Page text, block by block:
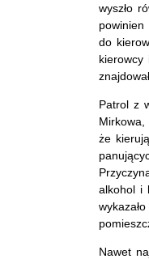
wyszło
do
kierowcy
Patrol z
że
alkohol i
Nawet